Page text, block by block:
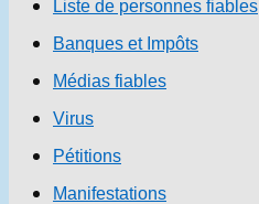
Liste de personnes fiables
Banques et Impôts
Médias fiables
Virus
Pétitions
Manifestations